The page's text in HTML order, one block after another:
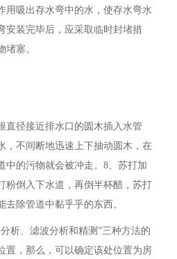
用吸出存水弯中的水，使存水弯水
安装完毕后，应采取临时封堵措
堵塞。
直径接近排水口的圆木插入水管
，不间断地迅速上下抽动圆木，在
中的污物就会被冲走。8、苏打加
粉倒入下水道，再倒半杯醋，苏打
除管道中黏乎乎的东西。
析、滤波分析和精测”三种方法的
置，那么，可以确定该处位置为房